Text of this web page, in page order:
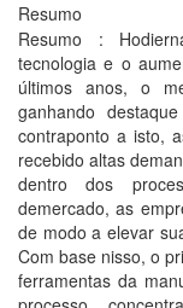
Resumo
Resumo :
tecnologia e o
últimos anos, o
ganhando
contraponto a isto,
recebido altas
dentro dos
demercado, as
de modo a elevar
Com base nisso, o
ferramentas da